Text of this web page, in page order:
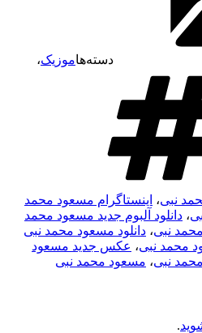
دسته‌هاموزیک،
نبی، اینستاگرام مسعود محمد
، دانلود آلبوم جدید مسعود محمد
نبی، دانلود مسعود محمد نبی
محمد نبی، عکس جدید مسعود
نبی، مسعود محمد نبی
.